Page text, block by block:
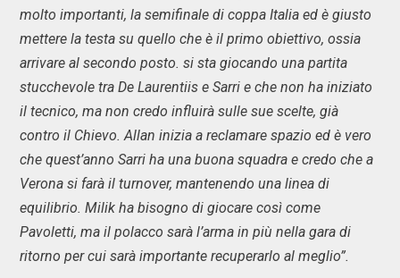
molto importanti, la semifinale di coppa Italia ed è giusto
mettere la testa su quello che è il primo obiettivo, ossia
arrivare al secondo posto. si sta giocando una partita
stucchevole tra De Laurentiis e Sarri e che non ha iniziato
il tecnico, ma non credo influirà sulle sue scelte, già
contro il Chievo. Allan inizia a reclamare spazio ed è vero
che quest’anno Sarri ha una buona squadra e credo che a
Verona si farà il turnover, mantenendo una linea di
equilibrio. Milik ha bisogno di giocare così come
Pavoletti, ma il polacco sarà l’arma in più nella gara di
ritorno per cui sarà importante recuperarlo al meglio”.